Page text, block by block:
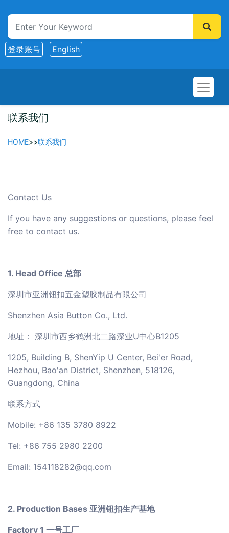
登录账号 English
联系我们
HOME>>联系我们
Contact Us
If you have any suggestions or questions, please feel
free to contact us.
1. Head Office 总部
深圳市亚洲钮扣五金塑胶制品有限公司
Shenzhen Asia Button Co., Ltd.
地址： 深圳市西乡鹤洲北二路深业U中心B1205
1205, Building B, ShenYip U Center, Bei'er Road,
Hezhou, Bao'an District, Shenzhen, 518126,
Guangdong, China
联系方式
Mobile: +86 135 3780 8922
Tel: +86 755 2980 2200
Email: 154118282@qq.com
2. Production Bases 亚洲钮扣生产基地
Factory 1 一号工厂